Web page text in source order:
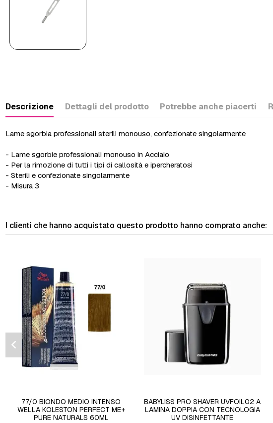
Descrizione Dettagli del prodotto Potrebbe anche piacerti
Lame sgorbia professionali sterili monouso, confezionate singolarmente
- Lame sgorbie professionali monouso in Acciaio
- Per la rimozione di tutti i tipi di callosità e ipercheratosi
- Sterili e confezionate singolarmente
- Misura 3
I clienti che hanno acquistato questo prodotto hanno comprato anche:
77/0 BIONDO MEDIO INTENSO
WELLA KOLESTON PERFECT ME+
PURE NATURALS 60ML
BABYLISS PRO SHAVER UVFOIL02 A
LAMINA DOPPIA CON TECNOLOGIA
UV DISINFETTANTE